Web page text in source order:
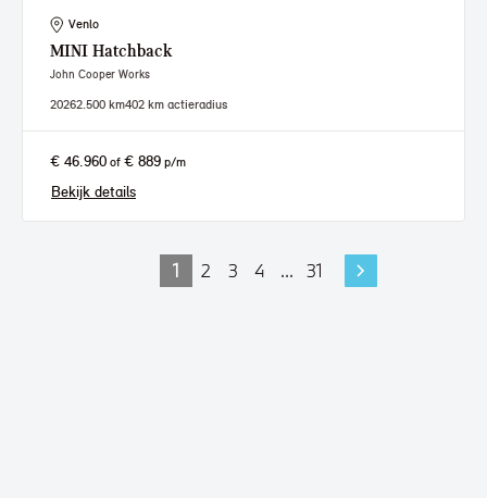
Venlo
MINI Hatchback
John Cooper Works
20262.500 km402 km actieradius
€ 46.960 of € 889 p/m
Bekijk details
1 2 3 4 ... 31